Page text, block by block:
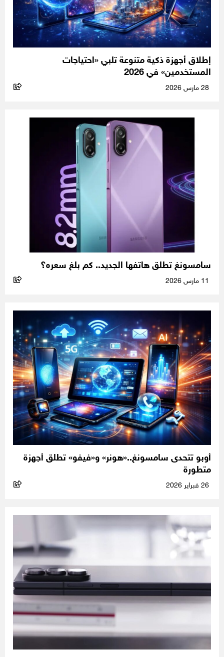
إطلاق أجهزة ذكية متنوعة تلبي «احتياجات
المستخدمين» في 2026
سامسونغ تطلق هاتفها الجديد.. كم بلغ سعره؟
أوبو تتحدى سامسونغ..«هونر» و«فيفو» تطلق أجهزة
متطورة